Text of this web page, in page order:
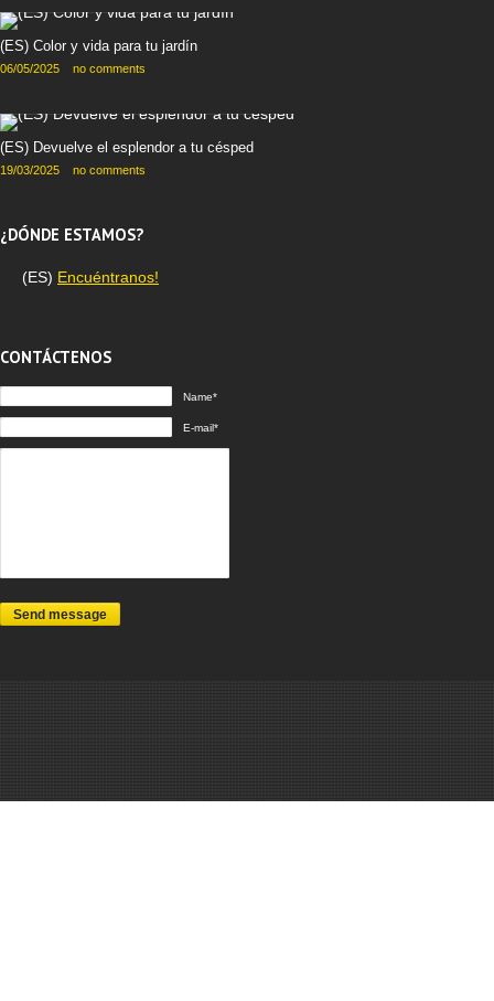
(ES) Color y vida para tu jardín
06/05/2025 no comments
(ES) Devuelve el esplendor a tu césped
19/03/2025 no comments
¿DÓNDE ESTAMOS?
(ES) Encuéntranos!
CONTÁCTENOS
Name*
E-mail*
Send message